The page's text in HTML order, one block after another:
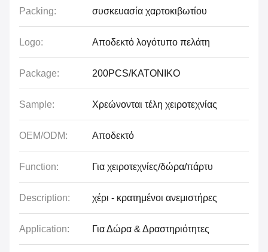
Packing: συσκευασία χαρτοκιβωτίου
Logo: Αποδεκτό λογότυπο πελάτη
Package: 200PCS/ΚΑΤΟΝΙΚΟ
Sample: Χρεώνονται τέλη χειροτεχνίας
OEM/ODM: Αποδεκτό
Function: Για χειροτεχνίες/δώρα/πάρτυ
Description: χέρι - κρατημένοι ανεμιστήρες
Application: Για Δώρα & Δραστηριότητες